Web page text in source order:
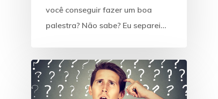
você conseguir fazer um boa
palestra? Não sabe? Eu separei…